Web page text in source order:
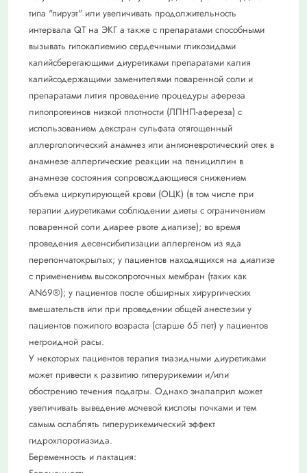
типа "пируэт" или увеличивать продолжительность
интервала QT на ЭКГ а также с препаратами способными
вызывать гипокалиемию сердечными гликозидами
калийсберегающими диуретиками препаратами калия
калийсодержащими заменителями поваренной соли и
препаратами лития проведение процедуры афереза
липопротеинов низкой плотности (ЛПНП-афереза) с
использованием декстран сульфата отягощенный
аллергологический анамнез или ангионевротический отек в
анамнезе аллергические реакции на пенициллин в
анамнезе состояния сопровождающиеся снижением
объема циркулирующей крови (ОЦК) (в том числе при
терапии диуретиками соблюдении диеты с ограничением
поваренной соли диарее рвоте диализе); во время
проведения десенсибилизации аллергеном из яда
пepeпончатокрылых; у пациентов находящихся на диализе
с применением высокопроточных мембран (таких как
AN69®); у пациентов после обширных хирургических
вмешательств или при проведении общей анестезии у
пациентов пожилого возраста (старше 65 лет) у пациентов
негроидной расы.
У некоторых пациентов терапия тиазидными диуретиками
может привести к развитию гиперурикемии и/или
обострению течения подагры. Однако эналаприл может
увеличивать выведение мочевой кислоты почками и тем
самым ослаблять гиперурикемический эффект
гидрохлоротиазида.
Беременность и лактация: